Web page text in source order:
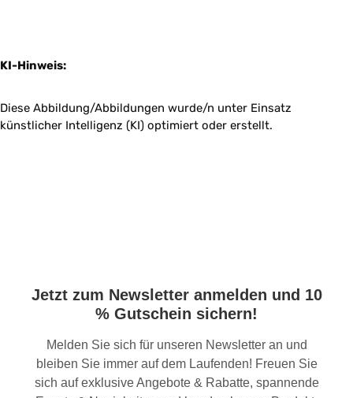
KI-Hinweis:
Diese Abbildung/Abbildungen wurde/n unter Einsatz
künstlicher Intelligenz (KI) optimiert oder erstellt.
Jetzt zum Newsletter anmelden und 10
% Gutschein sichern!
Melden Sie sich für unseren Newsletter an und
bleiben Sie immer auf dem Laufenden! Freuen Sie
sich auf exklusive Angebote & Rabatte, spannende